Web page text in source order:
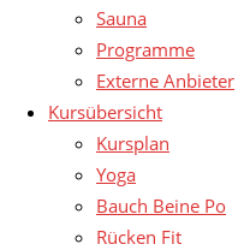
Sauna
Programme
Externe Anbieter
Kursübersicht
Kursplan
Yoga
Bauch Beine Po
Rücken Fit